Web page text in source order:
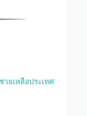
ยเหลือประเทศ